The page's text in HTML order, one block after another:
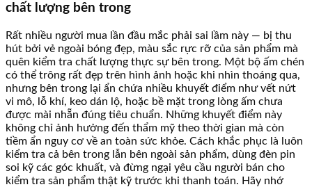
chất lượng bên trong
Rất nhiều người mua lần đầu mắc phải sai lầm này — bị thu
hút bởi vẻ ngoài bóng đẹp, màu sắc rực rỡ của sản phẩm mà
quên kiểm tra chất lượng thực sự bên trong. Một bộ ấm chén
có thể trông rất đẹp trên hình ảnh hoặc khi nhìn thoáng qua,
nhưng bên trong lại ẩn chứa nhiều khuyết điểm như vết nứt
vi mô, lỗ khí, keo dán lộ, hoặc bề mặt trong lòng ấm chưa
được mài nhẵn đúng tiêu chuẩn. Những khuyết điểm này
không chỉ ảnh hưởng đến thẩm mỹ theo thời gian mà còn
tiềm ẩn nguy cơ về an toàn sức khỏe. Cách khắc phục là luôn
kiểm tra cả bên trong lẫn bên ngoài sản phẩm, dùng đèn pin
soi kỹ các góc khuất, và đừng ngại yêu cầu người bán cho
kiểm tra sản phẩm thật kỹ trước khi thanh toán. Hãy nhớ